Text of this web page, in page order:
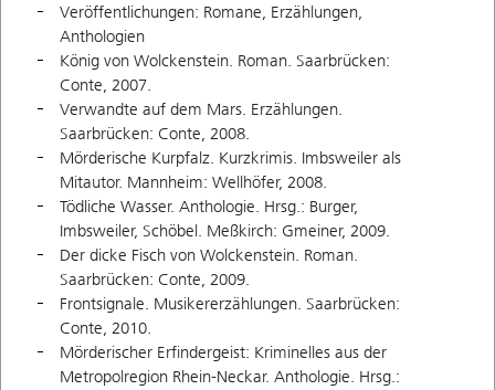
Veröffentlichungen: Romane, Erzählungen,
Anthologien
König von Wolckenstein. Roman. Saarbrücken:
Conte, 2007.
Verwandte auf dem Mars. Erzählungen.
Saarbrücken: Conte, 2008.
Mörderische Kurpfalz. Kurzkrimis. Imbsweiler als
Mitautor. Mannheim: Wellhöfer, 2008.
Tödliche Wasser. Anthologie. Hrsg.: Burger,
Imbsweiler, Schöbel. Meßkirch: Gmeiner, 2009.
Der dicke Fisch von Wolckenstein. Roman.
Saarbrücken: Conte, 2009.
Frontsignale. Musikererzählungen. Saarbrücken:
Conte, 2010.
Mörderischer Erfindergeist: Kriminelles aus der
Metropolregion Rhein-Neckar. Anthologie. Hrsg.: